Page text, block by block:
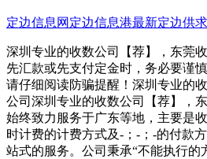
定边信息网 定边信息港最新定边供
深圳专业的收数公司【荐】，东莞
先汇款或先支付定金时，务必要谨
请仔细阅读防骗提醒！深圳专业的
公司深圳专业的收数公司【荐
始终致力服务于广东等地，主要是
时计费的计费方式及-；-；-的付款
站式的服务。公司秉承“不能执行的